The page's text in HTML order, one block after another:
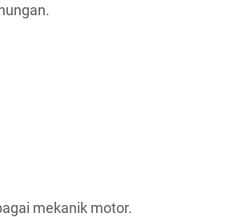
mekanik motor.